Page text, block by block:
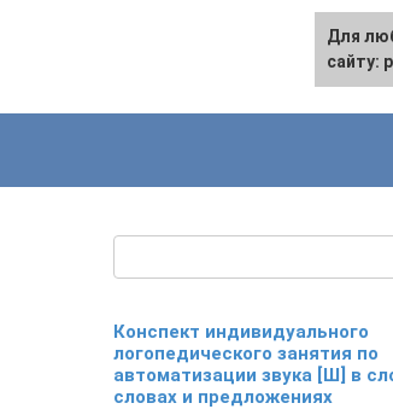
Конспект индивидуального
логопедического занятия по
автоматизации звука [Ш] в
словах и предложениях
Для
сайту: